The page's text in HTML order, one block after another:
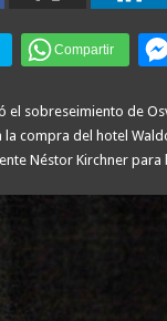
el sobreseimiento de
la compra del hotel
Néstor Kirchner